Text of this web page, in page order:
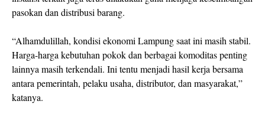
pasokan dan distribusi barang.
“Alhamdulillah, kondisi ekonomi Lampung saat ini masih stabil.
Harga-harga kebutuhan pokok dan berbagai komoditas penting
lainnya masih terkendali. Ini tentu menjadi hasil kerja bersama
antara pemerintah, pelaku usaha, distributor, dan masyarakat,”
katanya.